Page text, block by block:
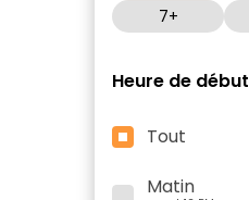
7+
Heure de début
Tout
Matin